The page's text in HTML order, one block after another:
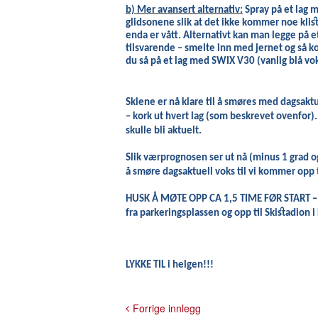
b) Mer avansert alternativ: Spray på et lag
glidsonene slik at det ikke kommer noe
enda er vått. Alternativt kan man legge på
tilsvarende – smelte inn med jernet og så
du så på et lag med SWIX V30 (vanlig blå
Skiene er nå klare til å smøres med
– kork ut hvert lag (som beskrevet
skulle bli aktuelt.
Slik værprognosen ser ut nå (minus 1 grad
å smøre dagsaktuell voks til vi kommer
HUSK Å MØTE OPP CA 1,5 TIME FØR
fra parkeringsplassen og opp til Skistadion i
LYKKE TIL i helgen!!!
Forrige innlegg